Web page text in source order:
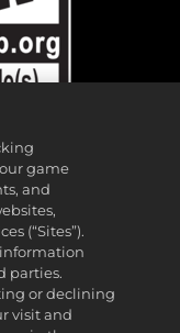
Desarrollado por
relacionados son
2K y el logotipo de 2K
Software, Inc. Todas
game
and
(“Sites”).
parties.
or declining
visit and